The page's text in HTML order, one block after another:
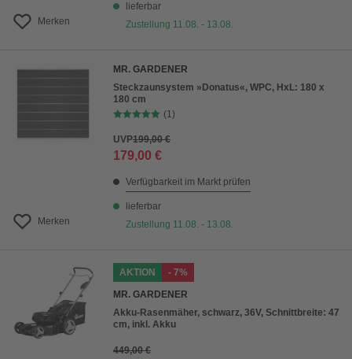
Merken
lieferbar
Zustellung 11.08. - 13.08.
Merken
MR. GARDENER
Steckzaunsystem »Donatus«, WPC, HxL: 180 x
180 cm
(1)
UVP199,00 €
179,00 €
Verfügbarkeit im Markt prüfen
lieferbar
Zustellung 11.08. - 13.08.
AKTION
- 7%
MR. GARDENER
Akku-Rasenmäher, schwarz, 36V, Schnittbreite: 47
cm, inkl. Akku
449,00 €